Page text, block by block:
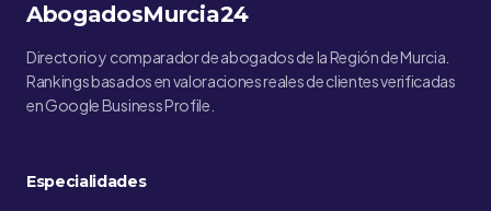
AbogadosMurcia24
Directorio y comparador de abogados de la Región de Murcia.
Rankings basados en valoraciones reales de clientes verificadas
en Google Business Profile.
Especialidades